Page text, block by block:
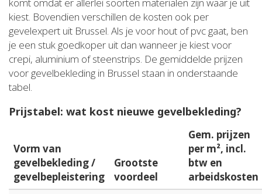
komt omdat er allerlei soorten materialen zijn waar je uit
kiest. Bovendien verschillen de kosten ook per
gevelexpert uit Brussel. Als je voor hout of pvc gaat, ben
je een stuk goedkoper uit dan wanneer je kiest voor
crepi, aluminium of steenstrips. De gemiddelde prijzen
voor gevelbekleding in Brussel staan in onderstaande
tabel.
Prijstabel: wat kost nieuwe gevelbekleding?
Vorm van
gevelbekleding /
gevelbepleistering
Grootste
voordeel
Gem. prijzen
per m², incl.
btw en
arbeidskosten